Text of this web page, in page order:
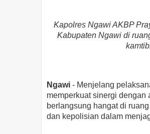
Kapolres Ngawi AKBP
Kabupaten Ngawi di
Ngawi - Menjelang
memperkuat sinergi
berlangsung hangat di
dan kepolisian dalam